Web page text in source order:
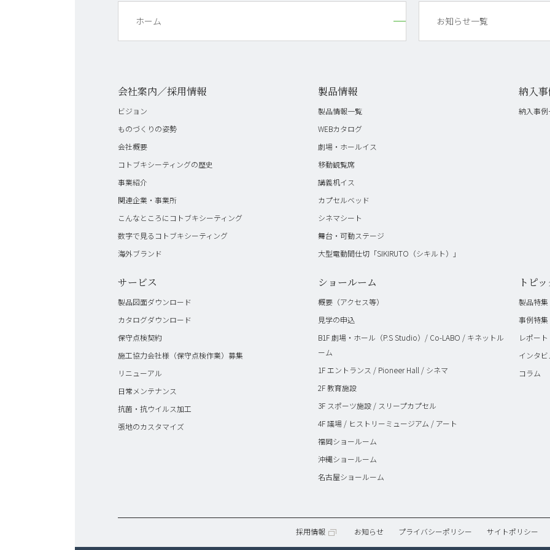
ホーム お知らせ一覧
会社案内／採用情報
ビジョン
ものづくりの姿勢
会社概要
コトブキシーティングの歴史
事業紹介
関連企業・事業所
こんなところにコトブキシーティング
数字で見るコトブキシーティング
海外ブランド
製品情報
製品情報一覧
WEBカタログ
劇場・ホールイス
移動観覧席
講義机イス
カプセルベッド
シネマシート
舞台・可動ステージ
大型電動間仕切「SIKIRUTO（シキルト）」
納入
納入事例
サービス
製品図面ダウンロード
カタログダウンロード
保守点検契約
施工協力会社様（保守点検作業）募集
リニューアル
日常メンテナンス
抗菌・抗ウイルス加工
張地のカスタマイズ
ショールーム
概要（アクセス等）
見学の申込
B1F 劇場・ホール（P.S Studio）/ Co-LABO / キネットル
ーム
1F エントランス / Pioneer Hall / シネマ
2F 教育施設
3F スポーツ施設 / スリープカプセル
4F 議場 / ヒストリーミュージアム / アート
福岡ショールーム
沖縄ショールーム
名古屋ショールーム
トピ
製品特集
事例特集
レポート
インタ
コラム
採用情報 お知らせ プライバシーポリシー サイトポリシー